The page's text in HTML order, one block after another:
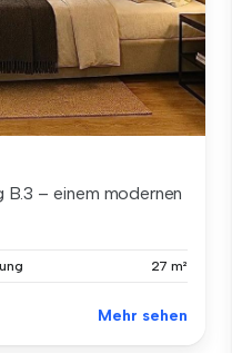
– einem modernen
27 m²
Mehr sehen